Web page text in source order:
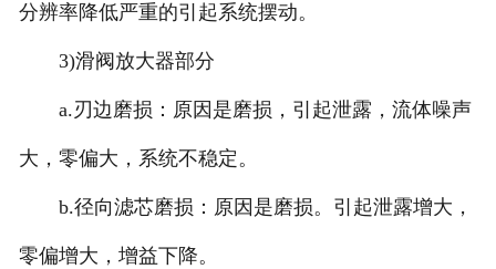
分辨率降低严重的引起系统摆动。
3)滑阀放大器部分
a.刃边磨损：原因是磨损，引起泄露，流体噪声
大，零偏大，系统不稳定。
b.径向滤芯磨损：原因是磨损。引起泄露增大，
零偏增大，增益下降。